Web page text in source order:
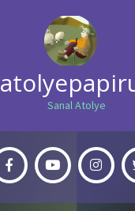
Sanal Atolye